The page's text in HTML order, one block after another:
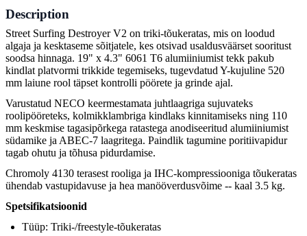
Description
Street Surfing Destroyer V2 on triki-tõukeratas, mis on loodud
algaja ja kesktaseme sõitjatele, kes otsivad usaldusväärset sooritust
soodsa hinnaga. 19" x 4.3" 6061 T6 alumiiniumist tekk pakub
kindlat platvormi trikkide tegemiseks, tugevdatud Y-kujuline 520
mm laiune rool täpset kontrolli pöörete ja grinde ajal.
Varustatud NECO keermestamata juhtlaagriga sujuvateks
roolipööreteks, kolmikklambriga kindlaks kinnitamiseks ning 110
mm keskmise tagasipõrkega ratastega anodiseeritud alumiiniumist
südamike ja ABEC-7 laagritega. Paindlik tagumine poritiivapidur
tagab ohutu ja tõhusa pidurdamise.
Chromoly 4130 terasest rooliga ja IHC-kompressiooniga tõukeratas
ühendab vastupidavuse ja hea manööverdusvõime -- kaal 3.5 kg.
Spetsifikatsioonid
Tüüp: Triki-/freestyle-tõukeratas